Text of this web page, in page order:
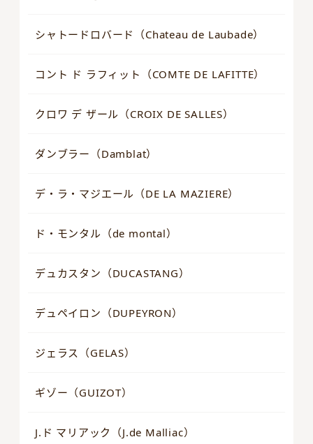
シャトードロバード（Chateau de Laubade）
コント ド ラフィット（COMTE DE LAFITTE）
クロワ デ ザール（CROIX DE SALLES）
ダンブラー（Damblat）
デ・ラ・マジエール（DE LA MAZIERE）
ド・モンタル（de montal）
デュカスタン（DUCASTANG）
デュペイロン（DUPEYRON）
ジェラス（GELAS）
ギゾー（GUIZOT）
J.ド マリアック（J.de Malliac）